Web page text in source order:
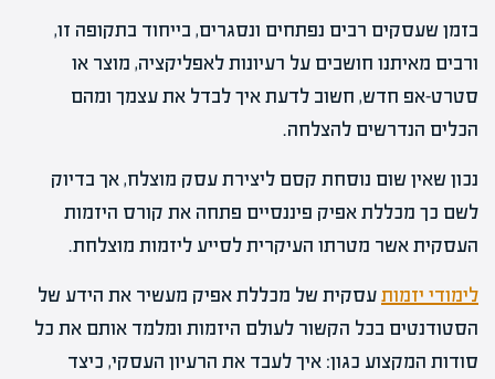
בזמן שעסקים רבים נפתחים ונסגרים, בייחוד בתקופה זו,
ורבים מאיתנו חושבים על רעיונות לאפליקציה, מוצר או
סטרט-אפ חדש, חשוב לדעת איך לבדל את עצמך ומהם
הכלים הנדרשים להצלחה.
נכון שאין שום נוסחת קסם ליצירת עסק מוצלח, אך בדיוק
לשם כך מכללת אפיק פיננסיים פתחה את קורס היזמות
העסקית אשר מטרתו העיקרית לסייע ליזמות מוצלחת.
לימודי יזמותעסקית של מכללת אפיק מעשיר את הידע של
הסטודנטים בכל הקשור לעולם היזמות ומלמד אותם את כל
סודות המקצוע כגון: איך לעבד את הרעיון העסקי, כיצד